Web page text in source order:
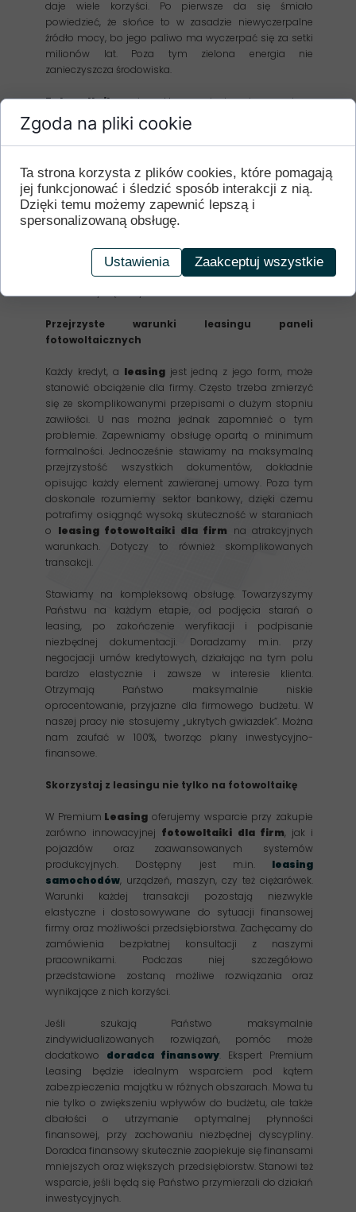
daje wiele korzyści. Po pierwsze da się śmiało
powiedzieć, że słońce to w zasadzie niewyczerpalne
źródło mocy, bo jego paliwo ma wyczerpać się za setki
milionów lat. Poza tym zielona energia nie
zanieczyszcza środowiska.
Fotowoltaikaniezwykle rozwinęła się w ciągu
ostatnich lat. Producenci oferują panele o coraz większej
mocy, ale jednocześnie wytrzymałości. Zakup wymaga
jednak odpowiednich środków, które jesteśmy w stanie
Państwu zaproponować w formie atrakcyjnego
leasingu.Warto zdecydować sięna fotowoltaikę,
ponieważ panele stanowią inwestycję na wiele długich
lat. W tym czasie skutecznie opierają się trudnym
warunkom pogodowym, efektywnie magazynując
Nieskomplikowana pozostaje również konserwacja
systemów, dzięki czemu raz zamontowana instalacja
Przejrzyste warunki leasingu paneli
fotowoltaicznych
Każdy kredyt, a leasingjest jedną z jego form, może
stanowić obciążenie dla firmy. Często trzeba zmierzyć
się ze skomplikowanymi przepisami o dużym stopniu
zawiłości. U nas można jednak zapomnieć o tym
problemie. Zapewniamy obsługę opartą o minimum
formalności. Jednocześnie stawiamy na maksymalną
przejrzystość wszystkich dokumentów, dokładnie
opisując każdy element zawieranej umowy. Poza tym
doskonale rozumiemy sektor bankowy, dzięki czemu
potrafimy osiągnąć wysoką skuteczność w staraniach
o leasing fotowoltaiki dla firm na atrakcyjnych
warunkach. Dotyczy to również skomplikowanych
transakcji.
Stawiamy na kompleksową obsługę. Towarzyszymy
Państwu na każdym etapie, od podjęcia starań o
leasing, po zakończenie weryfikacji i podpisanie
niezbędnej dokumentacji. Doradzamy m.in. przy
negocjacji umów kredytowych, działając na tym polu
bardzo elastycznie i zawsze w interesie klienta.
Otrzymają Państwo maksymalnie niskie
oprocentowanie, przyjazne dla firmowego budżetu. W
naszej pracy nie stosujemy „ukrytych gwiazdek”. Można
nam zaufać w 100%, tworząc plany inwestycyjno-
finansowe.
Skorzystaj z leasingu nie tylko na fotowoltaikę
W Premium Leasing oferujemy wsparcie przy zakupie
zarówno innowacyjnej fotowoltaiki dla firm, jak i
pojazdów oraz zaawansowanych systemów
produkcyjnych. Dostępny jest m.in. leasing
samochodów, urządzeń, maszyn, czy też ciężarówek.
Warunki każdej transakcji pozostają niezwykle
elastyczne i dostosowywane do sytuacji finansowej
firmy oraz możliwości przedsiębiorstwa. Zachęcamy do
zamówienia bezpłatnej konsultacji z naszymi
pracownikami. Podczas niej szczegółowo
przedstawione zostaną możliwe rozwiązania oraz
wynikające z nich korzyści.
Jeśli szukają Państwo maksymalnie
zindywidualizowanych rozwiązań, pomóc może
dodatkowo doradca finansowy. Ekspert Premium
Leasing będzie idealnym wsparciem pod kątem
zabezpieczenia majątku w różnych obszarach. Mowa tu
nie tylko o zwiększeniu wpływów do budżetu, ale także
dbałości o utrzymanie optymalnej płynności
finansowej, przy zachowaniu niezbędnej dyscypliny.
Doradca finansowy skutecznie zaopiekuje się finansami
mniejszych oraz większych przedsiębiorstw. Stanowi też
wsparcie, jeśli będą się Państwo przymierzali do działań
inwestycyjnych.
Zgoda na pliki cookie
Ta strona korzysta z plików cookies, które pomagają
jej funkcjonować i śledzić sposób interakcji z nią.
Dzięki temu możemy zapewnić lepszą i
spersonalizowaną obsługę.
Ustawienia Zaakceptuj wszystkie